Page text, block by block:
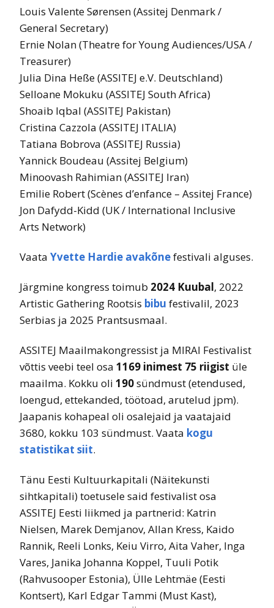
Louis Valente Sørensen (Assitej Denmark /
General Secretary)
Ernie Nolan (Theatre for Young Audiences/USA /
Treasurer)
Julia Dina Heße (ASSITEJ e.V. Deutschland)
Selloane Mokuku (ASSITEJ South Africa)
Shoaib Iqbal (ASSITEJ Pakistan)
Cristina Cazzola (ASSITEJ ITALIA)
Tatiana Bobrova (ASSITEJ Russia)
Yannick Boudeau (Assitej Belgium)
Minoovash Rahimian (ASSITEJ Iran)
Emilie Robert (Scènes d’enfance – Assitej France)
Jon Dafydd-Kidd (UK / International Inclusive
Arts Network)
Vaata Yvette Hardie avakõnefestivali alguses.
Järgmine kongress toimub 2024 Kuubal, 2022
Artistic Gathering Rootsis bibu festivalil, 2023
Serbias ja 2025 Prantsusmaal.
ASSITEJ Maailmakongressist ja MIRAI Festivalist
võttis veebi teel osa 1169 inimest 75 riigist üle
maailma. Kokku oli 190sündmust (etendused,
loengud, ettekanded, töötoad, arutelud jpm).
Jaapanis kohapeal oli osalejaid ja vaatajaid
3680, kokku 103 sündmust. Vaata kogu
statistikat siit.
Tänu Eesti Kultuurkapitali (Näitekunsti
sihtkapitali) toetusele said festivalist osa
ASSITEJ Eesti liikmed ja partnerid: Katrin
Nielsen, Marek Demjanov, Allan Kress, Kaido
Rannik, Reeli Lonks, Keiu Virro, Aita Vaher, Inga
Vares, Janika Johanna Koppel, Tuuli Potik
(Rahvusooper Estonia), Ülle Lehtmäe (Eesti
Kontsert), Karl Edgar Tammi (Must Kast),